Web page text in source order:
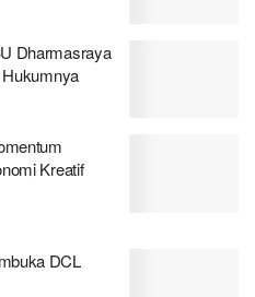
Dharmasraya
Kreatif
DCL